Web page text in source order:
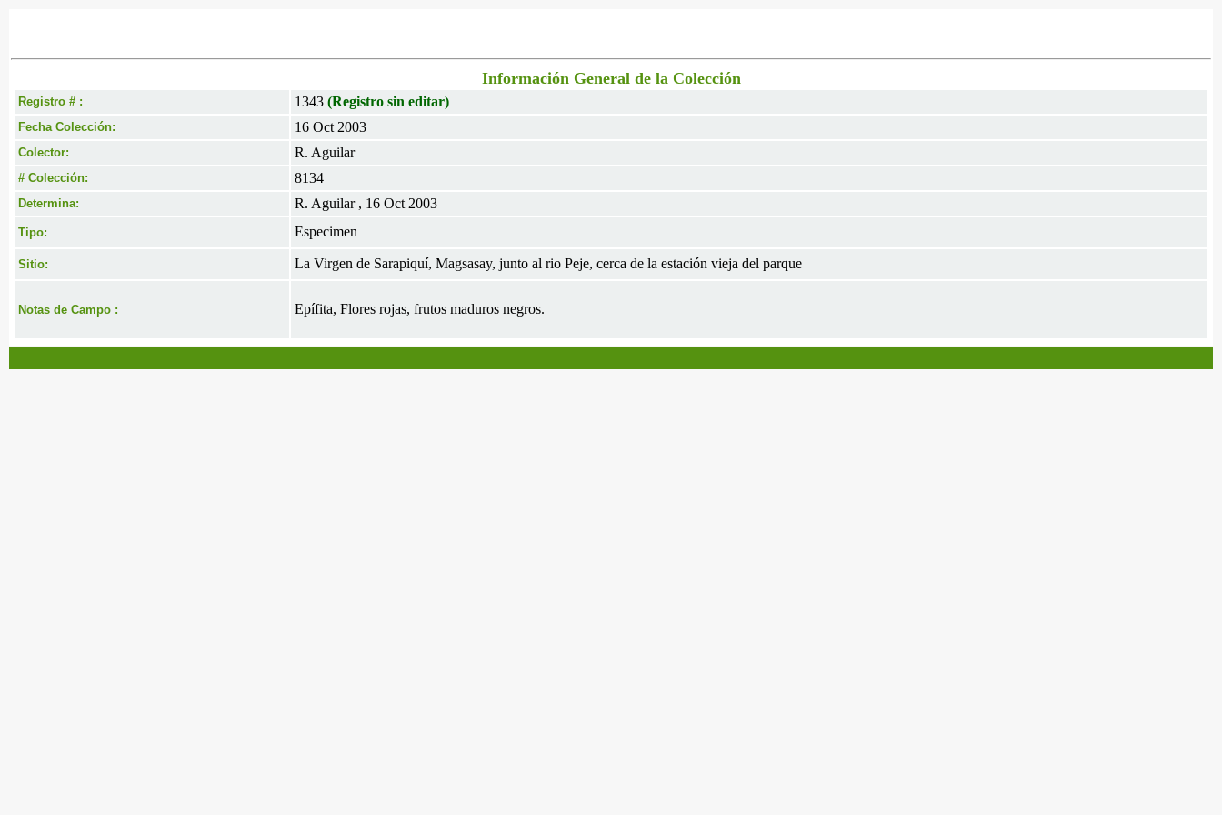
Información General de la Colección
Registro # : 1343 (Registro sin editar)
Fecha Colección: 16 Oct 2003
Colector: R. Aguilar
# Colección: 8134
Determina: R. Aguilar , 16 Oct 2003
Tipo: Especimen
Sitio: La Virgen de Sarapiquí, Magsasay, junto al rio Peje, cerca de la estación vieja del parque
Notas de Campo : Epífita, Flores rojas, frutos maduros negros.